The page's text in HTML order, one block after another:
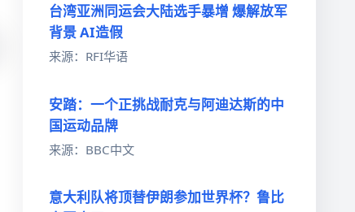
台湾亚洲同运会大陆选手暴增 爆解放军
背景 AI造假
来源：RFI华语
安踏：一个正挑战耐克与阿迪达斯的中
国运动品牌
来源：BBC中文
意大利队将顶替伊朗参加世界杯？鲁比